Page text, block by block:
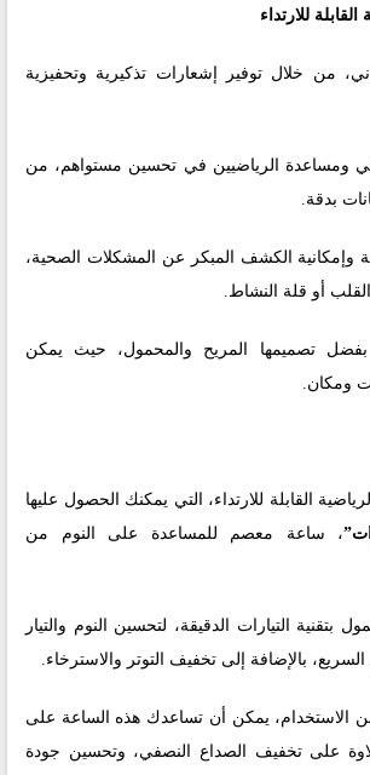
للارتداء
من خلال توفير إشعارات تذكيرية وتحفيزية
ومساعدة الرياضيين في تحسين مستواهم، من
بدقة.
وإمكانية الكشف المبكر عن المشكلات الصحية،
أو قلة النشاط.
بفضل تصميمها المريح والمحمول، حيث يمكن
ومكان.
القابلة للارتداء، التي يمكنك الحصول عليها
، ساعة معصم للمساعدة على النوم من
التيارات الدقيقة، لتحسين النوم والتيار
السريع، بالإضافة إلى تخفيف التوتر والاسترخاء.
من الاستخدام، يمكن أن تساعدك هذه الساعة على
علاوة على تخفيف الصداع النصفي، وتحسين جودة